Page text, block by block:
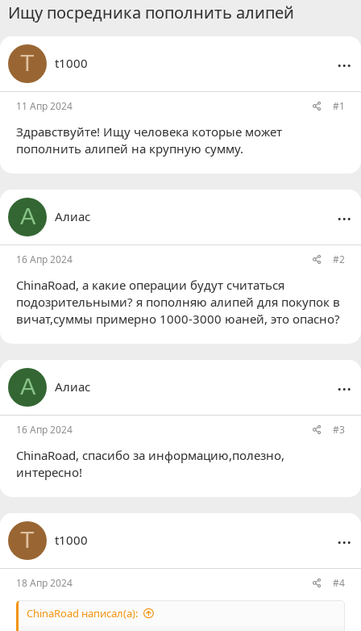
Ищу посредника пополнить алипей
T t1000 ...
11 Апр 2024 #1
Здравствуйте! Ищу человека которые может
пополнить алипей на крупную сумму.
А Алиас ...
16 Апр 2024 #2
ChinaRoad, а какие операции будут считаться
подозрительными? я пополняю алипей для покупок в
вичат,суммы примерно 1000-3000 юаней, это опасно?
А Алиас ...
16 Апр 2024 #3
ChinaRoad, спасибо за информацию,полезно,
интересно!
T t1000 ...
18 Апр 2024 #4
ChinaRoad написал(а):